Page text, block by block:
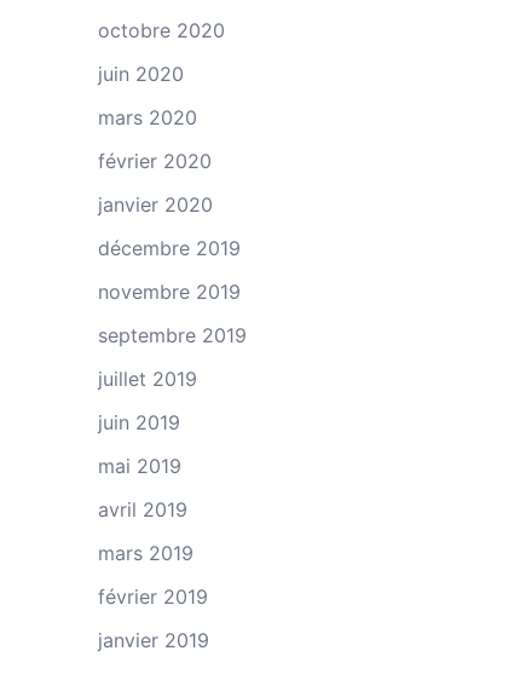
octobre 2020
juin 2020
mars 2020
février 2020
janvier 2020
décembre 2019
novembre 2019
septembre 2019
juillet 2019
juin 2019
mai 2019
avril 2019
mars 2019
février 2019
janvier 2019